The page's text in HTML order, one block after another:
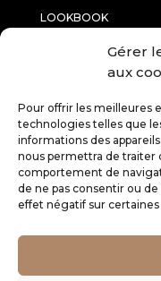
Gérer
aux
Pour offrir les meilleures
technologies telles que
informations des
nous permettra de traiter
comportement de
de ne pas consentir ou
effet négatif sur
LOOKBOOK
CONTACTEZ-NOUS
RETOURS
CGV
MENTIONS LÉGALES
SERVICE